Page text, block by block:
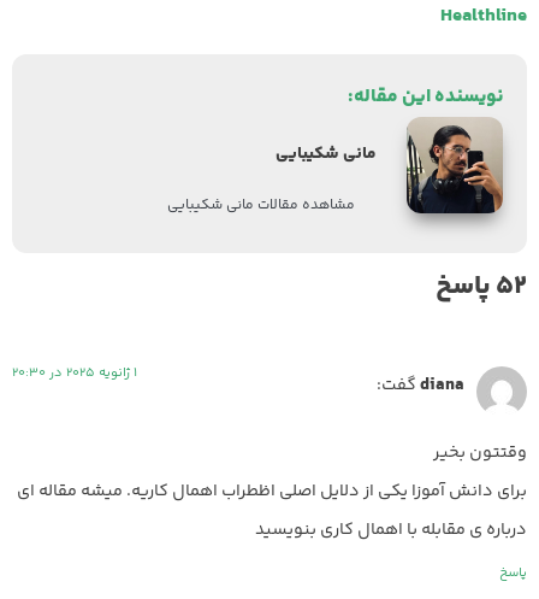
Healthline
نویسنده این مقاله:
مانی شکیبایی
مشاهده مقالات مانی شکیبایی
52 پاسخ
dianaگفت: 1 ژانویه 2025 در 20:30
وقتتون بخیر
برای دانش آموزا یکی از دلایل اصلی اظطراب اهمال کاریه. میشه مقاله ای
درباره ی مقابله با اهمال کاری بنویسید
پاسخ